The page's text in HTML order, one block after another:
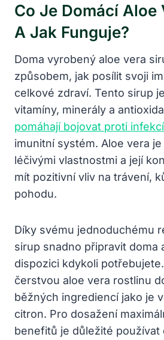
Co Je Domácí Aloe
A Jak Funguje?
Doma vyrobený aloe vera
způsobem, jak posílit svoji
celkové zdraví. Tento sirup
vitamíny, minerály a
pomáhají bojovat proti
imunitní systém. Aloe vera
léčivými vlastnostmi a její
mít pozitivní vliv na trávení,
pohodu.
Díky svému jednoduchému
sirup snadno připravit doma
dispozici kdykoli
čerstvou aloe vera rostlinu
běžných ingrediencí jako je
citron. Pro dosažení
benefitů je důležité